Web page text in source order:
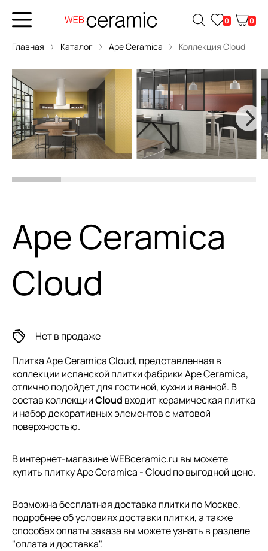
0 0
Главная Каталог Ape Ceramica Коллекция Cloud
Ape Ceramica
Cloud
Нет в продаже
Плитка Ape Ceramica Cloud, представленная в
коллекции испанской плиткифабрики Ape Ceramica,
отлично подойдет для гостиной, кухни и ванной. В
состав коллекцииCloud входит керамическая плитка
и набор декоративных элементов с матовой
поверхностью.
В интернет-магазине WEBceramic.ru вы можете
купить плитку Ape Ceramica - Cloud по выгодной цене.
Возможна бесплатная доставка плитки по Москве,
подробнее об условиях доставки плитки, а также
способах оплаты заказа вы можете узнать в разделе
"оплата и доставка".